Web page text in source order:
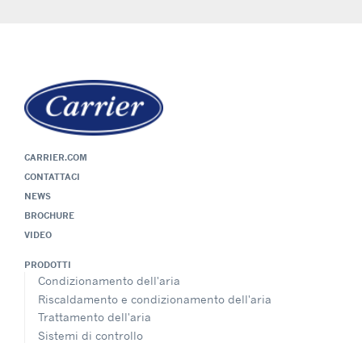
CARRIER.COM
CONTATTACI
NEWS
BROCHURE
VIDEO
PRODOTTI
Condizionamento dell'aria
Riscaldamento e condizionamento dell'aria
Trattamento dell'aria
Sistemi di controllo